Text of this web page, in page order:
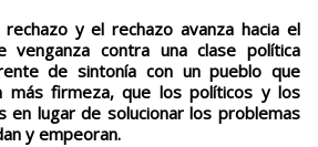
y el rechazo avanza hacia el
contra una clase política
de sintonía con un pueblo que
más firmeza, que los políticos y los
en lugar de solucionar los problemas
y empeoran.